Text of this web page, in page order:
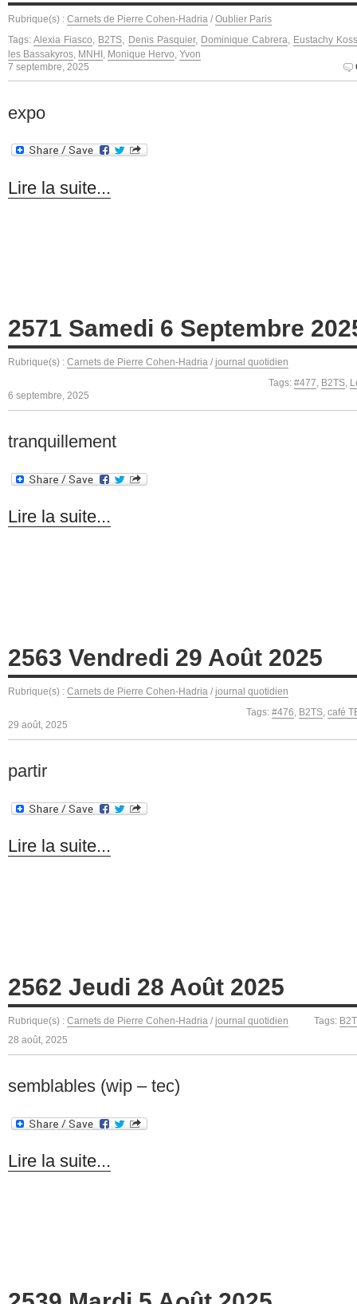
Rubrique(s) : Carnets de Pierre Cohen-Hadria / Oublier Paris
Tags:Alexia Fiasco, B2TS, Denis Pasquier, Dominique Cabrera, Eustachy
les Bassakyros, MNHI , Monique Hervo, Yvon
7 septembre, 2025
expo
Lire la suite...
2571 Samedi 6 Septembre
Rubrique(s) : Carnets de Pierre Cohen-Hadria / journal quotidien
Tags: #477, B2TS,
6 septembre, 2025
tranquillement
Lire la suite...
2563 Vendredi 29 Août 2025
Rubrique(s) : Carnets de Pierre Cohen-Hadria / journal quotidien
Tags: #476 B2TS café
29 août, 2025
partir
Lire la suite...
2562 Jeudi 28 Août 2025
Rubrique(s) : Carnets de Pierre Cohen-Hadria / journal quotidien Tags:
28 août, 2025
semblables (wip – tec)
Lire la suite...